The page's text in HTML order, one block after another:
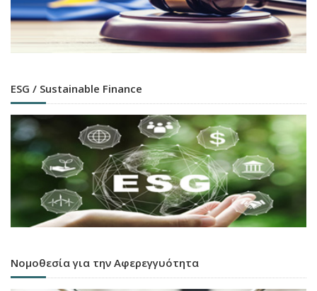
ESG / Sustainable Finance
Νομοθεσία για την Αφερεγγυότητα